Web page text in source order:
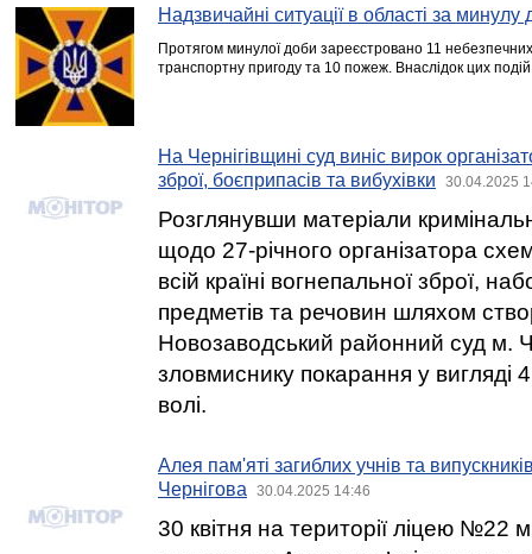
Надзвичайні ситуації в області за минулу
Протягом минулої доби зареєстровано 11
транспортну пригоду та 10 пожеж. Внаслідок цих
На Чернігівщині суд виніс вирок
зброї, боєприпасів та вибухівки
30.04.2025
Розглянувши матеріали
щодо 27-річного організатора
всій країні вогнепальної зброї,
предметів та речовин шляхом
Новозаводський районний суд м.
зловмиснику покарання у вигляді
волі.
Алея пам'яті загиблих учнів та
Чернігова
30.04.2025 14:46
30 квітня на території ліцею №22